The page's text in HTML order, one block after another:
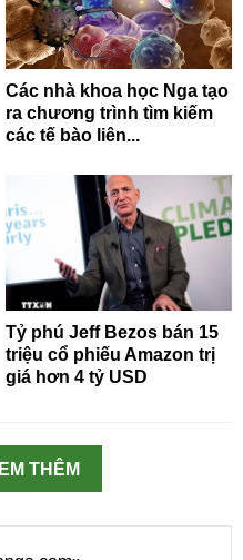
Các nhà khoa học Nga tạo
ra chương trình tìm kiếm
các tế bào liên...
Tỷ phú Jeff Bezos bán 15
triệu cổ phiếu Amazon trị
giá hơn 4 tỷ USD
THÊM